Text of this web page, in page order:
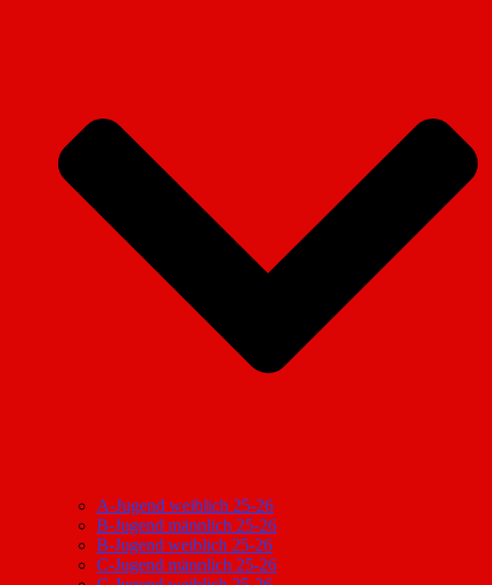
A-Jugend weiblich 25-26
B-Jugend männlich 25-26
B-Jugend weiblich 25-26
C-Jugend männlich 25-26